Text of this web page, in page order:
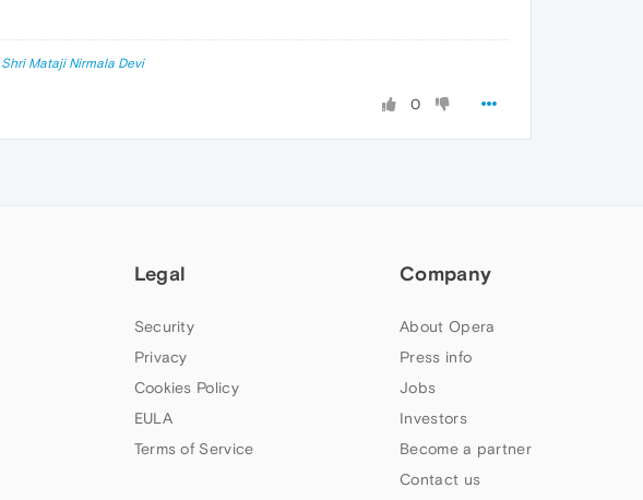
Shri Mataji Nirmala Devi
0
Legal
Security
Privacy
Cookies Policy
EULA
Terms of Service
Company
About Opera
Press info
Jobs
Investors
Become a partner
Contact us